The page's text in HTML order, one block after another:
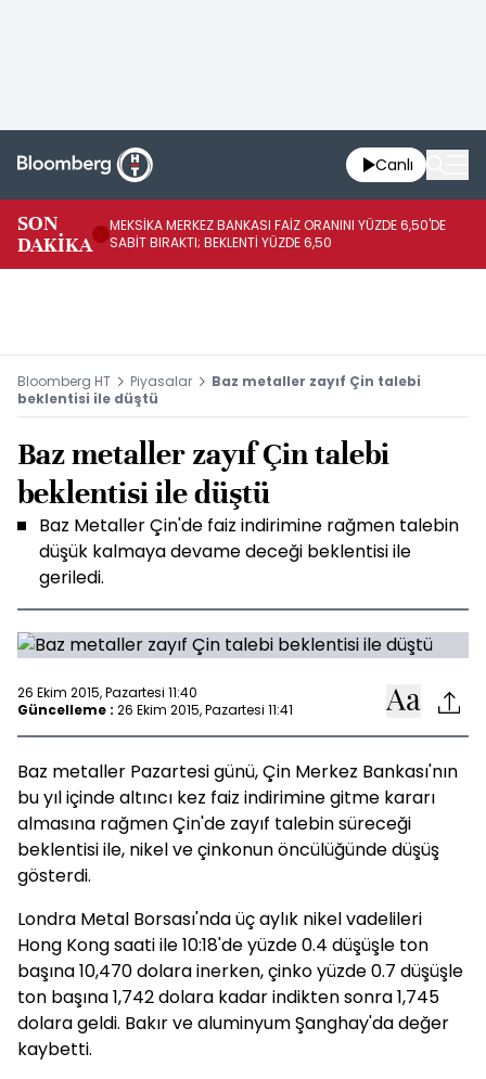
Canlı
SON
DAKİKA
MEKSİKA MERKEZ BANKASI FAİZ ORANINI YÜZDE 6,50'DE
SABİT BIRAKTI; BEKLENTİ YÜZDE 6,50
Bloomberg HT Piyasalar
Baz metaller zayıf Çin talebi
beklentisi ile düştü
Baz metaller zayıf Çin talebi
beklentisi ile düştü
Baz Metaller Çin'de faiz indirimine rağmen talebin
düşük kalmaya devame deceği beklentisi ile
geriledi.
26 Ekim 2015, Pazartesi 11:40
Güncelleme : 26 Ekim 2015, Pazartesi 11:41
Baz metaller Pazartesi günü, Çin Merkez Bankası'nın
bu yıl içinde altıncı kez faiz indirimine gitme kararı
almasına rağmen Çin'de zayıf talebin süreceği
beklentisi ile, nikel ve çinkonun öncülüğünde düşüş
gösterdi.
Londra Metal Borsası'nda üç aylık nikel vadelileri
Hong Kong saati ile 10:18'de yüzde 0.4 düşüşle ton
başına 10,470 dolara inerken, çinko yüzde 0.7 düşüşle
ton başına 1,742 dolara kadar indikten sonra 1,745
dolara geldi. Bakır ve aluminyum Şanghay'da değer
kaybetti.